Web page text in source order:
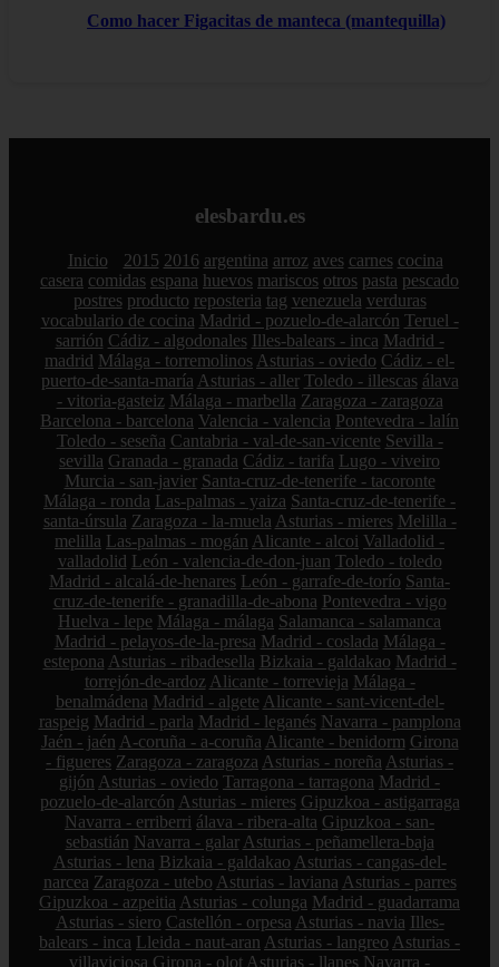
Como hacer Figacitas de manteca (mantequilla)
elesbardu.es
Inicio 2015 2016 argentina arroz aves carnes cocina
casera comidas espana huevos mariscos otros pasta pescado
postres producto reposteria tag venezuela verduras
vocabulario de cocina Madrid - pozuelo-de-alarcón Teruel -
sarrión Cádiz - algodonales Illes-balears - inca Madrid -
madrid Málaga - torremolinos Asturias - oviedo Cádiz - el-
puerto-de-santa-maría Asturias - aller Toledo - illescas álava
- vitoria-gasteiz Málaga - marbella Zaragoza - zaragoza
Barcelona - barcelona Valencia - valencia Pontevedra - lalín
Toledo - seseña Cantabria - val-de-san-vicente Sevilla -
sevilla Granada - granada Cádiz - tarifa Lugo - viveiro
Murcia - san-javier Santa-cruz-de-tenerife - tacoronte
Málaga - ronda Las-palmas - yaiza Santa-cruz-de-tenerife -
santa-úrsula Zaragoza - la-muela Asturias - mieres Melilla -
melilla Las-palmas - mogán Alicante - alcoi Valladolid -
valladolid León - valencia-de-don-juan Toledo - toledo
Madrid - alcalá-de-henares León - garrafe-de-torío Santa-
cruz-de-tenerife - granadilla-de-abona Pontevedra - vigo
Huelva - lepe Málaga - málaga Salamanca - salamanca
Madrid - pelayos-de-la-presa Madrid - coslada Málaga -
estepona Asturias - ribadesella Bizkaia - galdakao Madrid -
torrejón-de-ardoz Alicante - torrevieja Málaga -
benalmádena Madrid - algete Alicante - sant-vicent-del-
raspeig Madrid - parla Madrid - leganés Navarra - pamplona
Jaén - jaén A-coruña - a-coruña Alicante - benidorm Girona
- figueres Zaragoza - zaragoza Asturias - noreña Asturias -
gijón Asturias - oviedo Tarragona - tarragona Madrid -
pozuelo-de-alarcón Asturias - mieres Gipuzkoa - astigarraga
Navarra - erriberri álava - ribera-alta Gipuzkoa - san-
sebastián Navarra - galar Asturias - peñamellera-baja
Asturias - lena Bizkaia - galdakao Asturias - cangas-del-
narcea Zaragoza - utebo Asturias - laviana Asturias - parres
Gipuzkoa - azpeitia Asturias - colunga Madrid - guadarrama
Asturias - siero Castellón - orpesa Asturias - navia Illes-
balears - inca Lleida - naut-aran Asturias - langreo Asturias -
villaviciosa Girona - olot Asturias - llanes Navarra -